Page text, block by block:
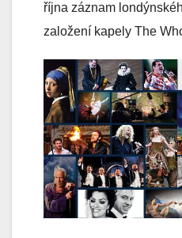
října záznam
založení kapely The